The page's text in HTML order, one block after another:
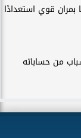
بمران قوي استعدادًا
4 لاعبين شباب من حساباته